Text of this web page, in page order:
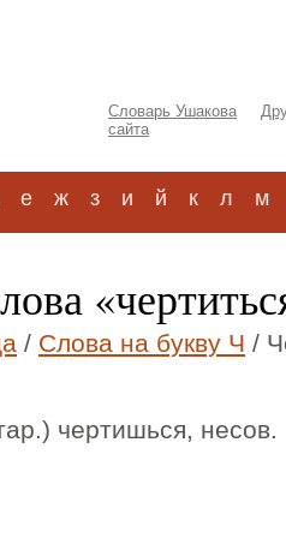
Словарь Ушакова
сайта
е ж з и й к л м
/ Слова на букву Ч /
чертишься,